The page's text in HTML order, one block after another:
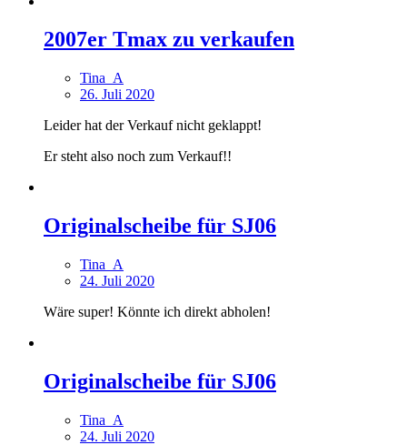
2007er Tmax zu verkaufen
Tina_A
26. Juli 2020
Leider hat der Verkauf nicht geklappt!
Er steht also noch zum Verkauf!!
Originalscheibe für SJ06
Tina_A
24. Juli 2020
Wäre super! Könnte ich direkt abholen!
Originalscheibe für SJ06
Tina_A
24. Juli 2020